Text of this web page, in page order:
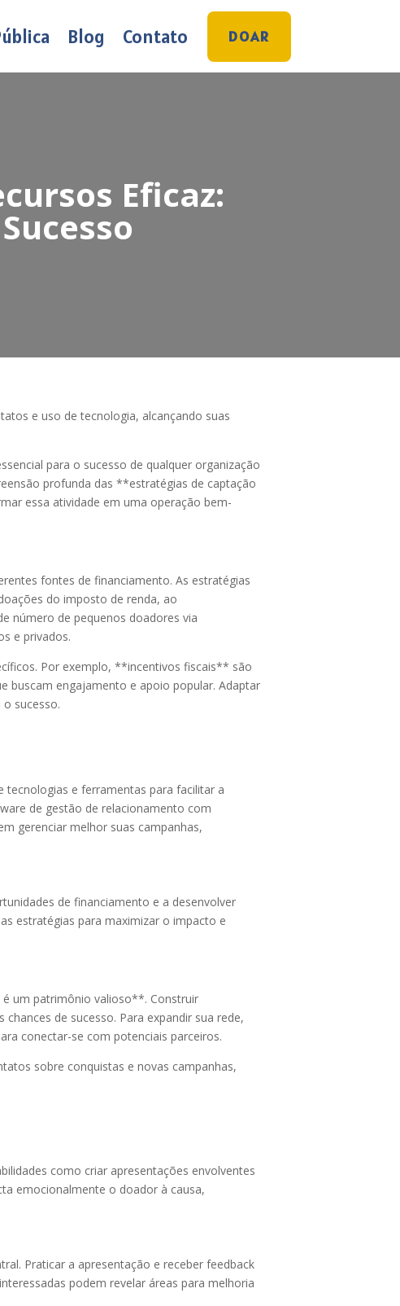
Blog Contato DOAR
Eficaz:
e uso de tecnologia, alcançando suas
para o sucesso de qualquer organização
profunda das **estratégias de captação
essa atividade em uma operação bem-
fontes de financiamento. As estratégias
do imposto de renda, ao
número de pequenos doadores via
e privados.
Por exemplo, **incentivos fiscais** são
buscam engajamento e apoio popular. Adaptar
sucesso.
tecnologias e ferramentas para facilitar a
de gestão de relacionamento com
gerenciar melhor suas campanhas,
de financiamento e a desenvolver
estratégias para maximizar o impacto e
um patrimônio valioso**. Construir
de sucesso. Para expandir sua rede,
conectar-se com potenciais parceiros.
sobre conquistas e novas campanhas,
como criar apresentações envolventes
emocionalmente o doador à causa,
Praticar a apresentação e receber feedback
podem revelar áreas para melhoria